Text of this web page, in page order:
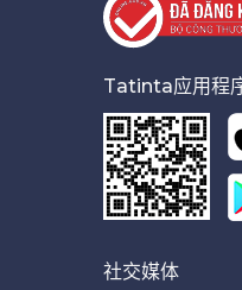
Tatinta应用程
社交媒体